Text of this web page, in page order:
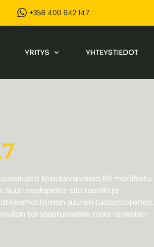
+358 400 642 147
YRITYS YHTEYSTIEDOT
lippulaivaivasta K6 modifioitu
Suuri seulapinta-ala tasolla ja
suuren tuotantotehon.
tai saastuneiden maa-ainesten